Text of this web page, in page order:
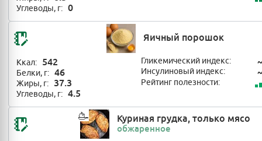
Углеводы, г: 0
Яичный порошок
Ккал: 542
Белки, г: 46
Жиры, г: 37.3
Углеводы, г: 4.5
Гликемический индекс: ~
Инсулиновый индекс: ~
Рейтинг полезности:
Куриная грудка, только мясо
обжаренное